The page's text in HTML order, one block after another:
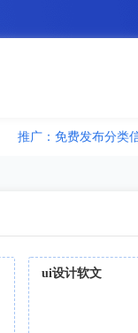
推广：免费发布分类
ui设计软文